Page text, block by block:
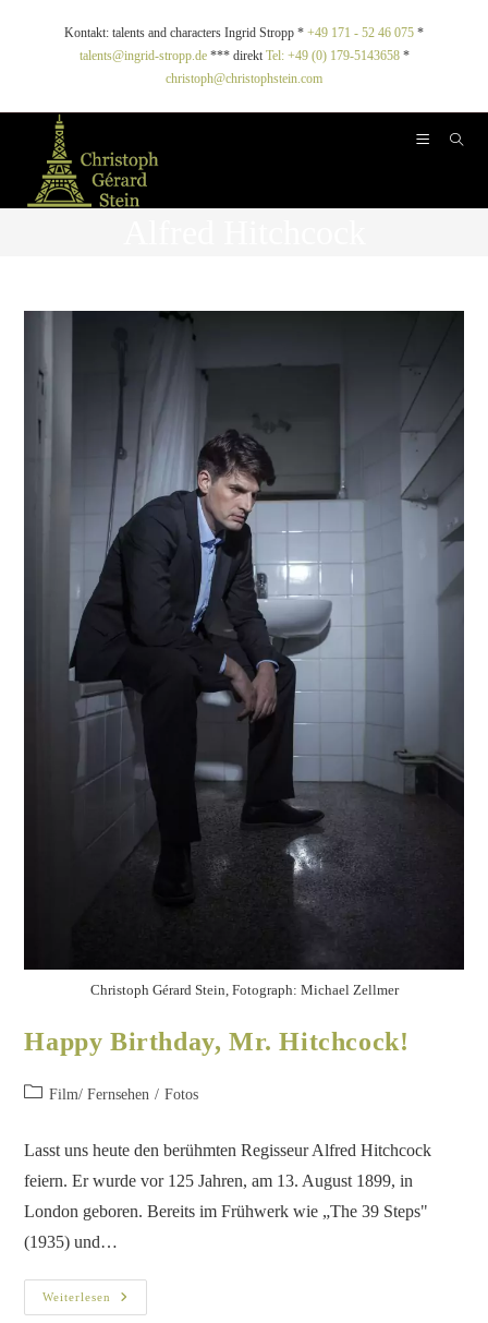
Kontakt: talents and characters Ingrid Stropp * +49 171 - 52 46 075 *
talents@ingrid-stropp.de*** direkt Tel: +49 (0) 179-5143658*
christoph@christophstein.com
Christoph Gérard Stein, Fotograph: Michael Zellmer
Happy Birthday, Mr. Hitchcock!
Film/ Fernsehen / Fotos
Lasst uns heute den berühmten Regisseur Alfred Hitchcock
feiern. Er wurde vor 125 Jahren, am 13. August 1899, in
London geboren. Bereits im Frühwerk wie „The 39 Steps"
(1935) und…
Weiterlesen